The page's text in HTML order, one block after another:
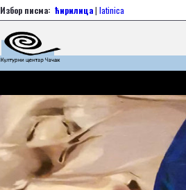
Избор писма: ћирилица| latinica